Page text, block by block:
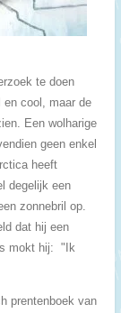
te doen
cool, maar de
Een wolharige
geen enkel
heeft
degelijk een
zonnebril op.
dat hij een
mokt hij: "Ik
prentenboek van